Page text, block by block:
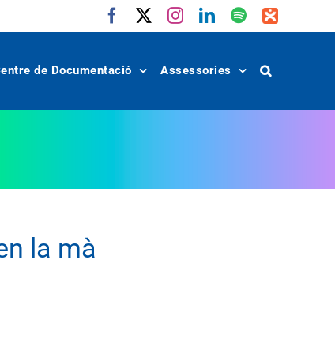
FacebookInstagram
LinkedIn
Spotify
IVoox
de Documentació Assessories
la mà